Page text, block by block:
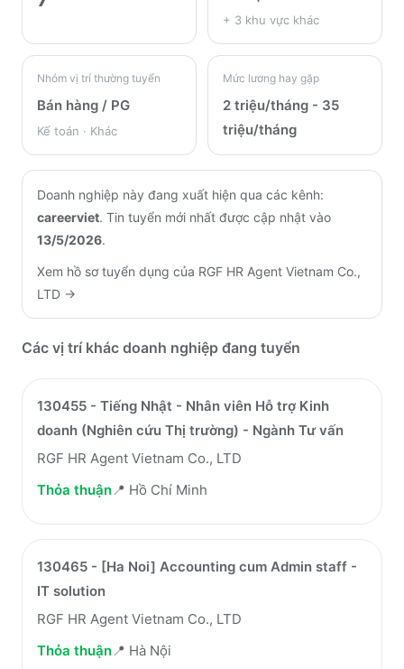
+ 3 khu vực khác
Nhóm vị trí thường tuyển
Bán hàng / PG
Kế toán · Khác
Mức lương hay gặp
2 triệu/tháng - 35
triệu/tháng
Doanh nghiệp này đang xuất hiện qua các kênh:
careerviet. Tin tuyển mới nhất được cập nhật vào
13/5/2026.
Xem hồ sơ tuyển dụng của RGF HR Agent Vietnam Co.,
LTD →
Các vị trí khác doanh nghiệp đang tuyển
130455 - Tiếng Nhật - Nhân viên Hỗ trợ Kinh
doanh (Nghiên cứu Thị trường) - Ngành Tư vấn
RGF HR Agent Vietnam Co., LTD
Thỏa thuận📍 Hồ Chí Minh
130465 - [Ha Noi] Accounting cum Admin staff -
IT solution
RGF HR Agent Vietnam Co., LTD
Thỏa thuận📍 Hà Nội